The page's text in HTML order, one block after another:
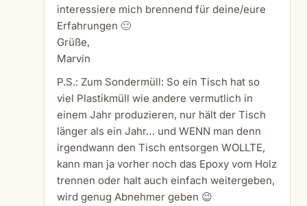
interessiere mich brennend für deine/eure
Erfahrungen 🙂
Grüße,
Marvin
P.S.: Zum Sondermüll: So ein Tisch hat so
viel Plastikmüll wie andere vermutlich in
einem Jahr produzieren, nur hält der Tisch
länger als ein Jahr… und WENN man denn
irgendwann den Tisch entsorgen WOLLTE,
kann man ja vorher noch das Epoxy vom Holz
trennen oder halt auch einfach weitergeben,
wird genug Abnehmer geben 😉